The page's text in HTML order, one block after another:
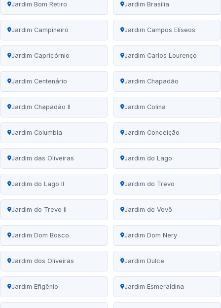
Jardim Bom Retiro Jardim Brasília
Jardim Campineiro Jardim Campos Elíseos
Jardim Capricórnio Jardim Carlos Lourenço
Jardim Centenário Jardim Chapadão
Jardim Chapadão II Jardim Colina
Jardim Columbia Jardim Conceição
Jardim das Oliveiras Jardim do Lago
Jardim do Lago II Jardim do Trevo
Jardim do Trevo II Jardim do Vovô
Jardim Dom Bosco Jardim Dom Nery
Jardim dos Oliveiras Jardim Dulce
Jardim Efigênio Jardim Esmeraldina